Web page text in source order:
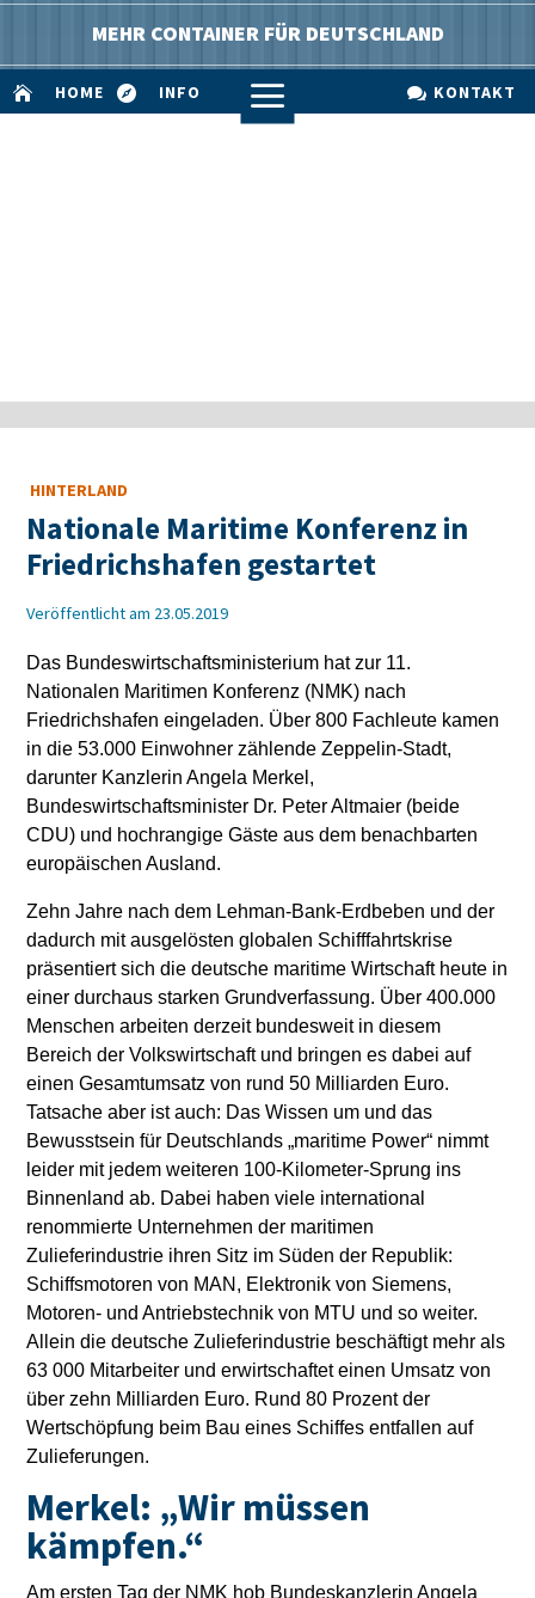
MEHR CONTAINER FÜR DEUTSCHLAND
 HOME  INFO a  KONTAKT
HINTERLAND
Nationale Maritime Konferenz in
Friedrichshafen gestartet
Veröffentlicht am 23.05.2019
Das Bundeswirtschaftsministerium hat zur 11.
Nationalen Maritimen Konferenz (NMK) nach
Friedrichshafen eingeladen. Über 800 Fachleute kamen
in die 53.000 Einwohner zählende Zeppelin-Stadt,
darunter Kanzlerin Angela Merkel,
Bundeswirtschaftsminister Dr. Peter Altmaier (beide
CDU) und hochrangige Gäste aus dem benachbarten
europäischen Ausland.
Zehn Jahre nach dem Lehman-Bank-Erdbeben und der
dadurch mit ausgelösten globalen Schifffahrtskrise
präsentiert sich die deutsche maritime Wirtschaft heute in
einer durchaus starken Grundverfassung. Über 400.000
Menschen arbeiten derzeit bundesweit in diesem
Bereich der Volkswirtschaft und bringen es dabei auf
einen Gesamtumsatz von rund 50 Milliarden Euro.
Tatsache aber ist auch: Das Wissen um und das
Bewusstsein für Deutschlands „maritime Power“ nimmt
leider mit jedem weiteren 100-Kilometer-Sprung ins
Binnenland ab. Dabei haben viele international
renommierte Unternehmen der maritimen
Zulieferindustrie ihren Sitz im Süden der Republik:
Schiffsmotoren von MAN, Elektronik von Siemens,
Motoren- und Antriebstechnik von MTU und so weiter.
Allein die deutsche Zulieferindustrie beschäftigt mehr als
63 000 Mitarbeiter und erwirtschaftet einen Umsatz von
über zehn Milliarden Euro. Rund 80 Prozent der
Wertschöpfung beim Bau eines Schiffes entfallen auf
Zulieferungen.
Merkel: „Wir müssen
kämpfen.“
Am ersten Tag der NMK hob Bundeskanzlerin Angela